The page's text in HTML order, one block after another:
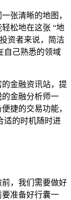
张清晰的地图，
松地在这张 “地
资者来说，简洁
自己熟悉的领域
金融资讯站，提
金融分析师一
捷的交易功能，
适的时机随时进
，我们需要做好
准备好行囊一